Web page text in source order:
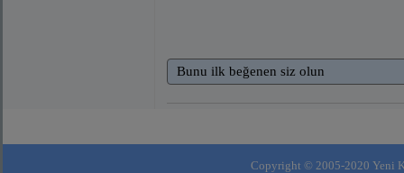
Bunu ilk beğenen siz olun
Copyright © 2005-2020 Yeni